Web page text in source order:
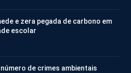
e zera pegada de carbono em
escolar
número de crimes ambientais